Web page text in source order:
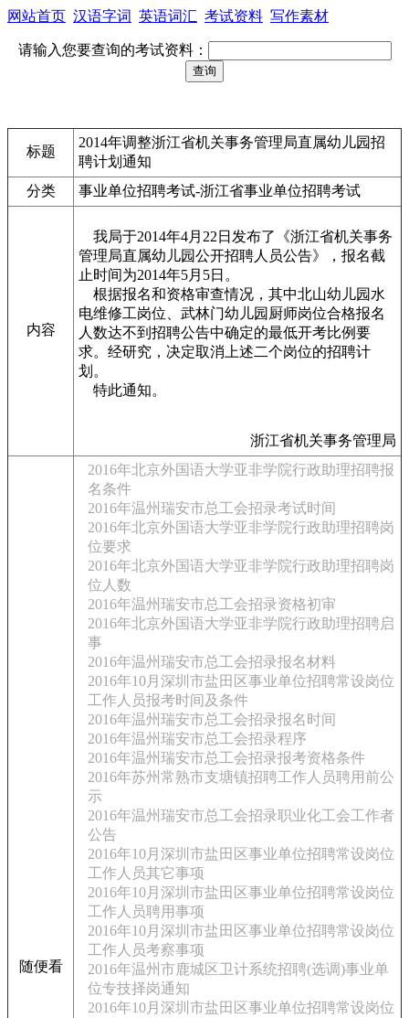
网站首页 汉语字词 英语词汇 考试资料 写作素材
请输入您要查询的考试资料：
标题
2014年调整浙江省机关事务管理局直属幼儿园招
聘计划通知
分类
事业单位招聘考试-浙江省事业单位招聘考试
内容
我局于2014年4月22日发布了《浙江省机关事务
管理局直属幼儿园公开招聘人员公告》，报名截
止时间为2014年5月5日。
根据报名和资格审查情况，其中北山幼儿园水
电维修工岗位、武林门幼儿园厨师岗位合格报名
人数达不到招聘公告中确定的最低开考比例要
求。经研究，决定取消上述二个岗位的招聘计
划。
特此通知。
浙江省机关事务管理局
随便看
2016年北京外国语大学亚非学院行政助理招聘报
名条件
2016年温州瑞安市总工会招录考试时间
2016年北京外国语大学亚非学院行政助理招聘岗
位要求
2016年北京外国语大学亚非学院行政助理招聘岗
位人数
2016年温州瑞安市总工会招录资格初审
2016年北京外国语大学亚非学院行政助理招聘启
事
2016年温州瑞安市总工会招录报名材料
2016年10月深圳市盐田区事业单位招聘常设岗位
工作人员报考时间及条件
2016年温州瑞安市总工会招录报名时间
2016年温州瑞安市总工会招录程序
2016年温州瑞安市总工会招录报考资格条件
2016年苏州常熟市支塘镇招聘工作人员聘用前公
示
2016年温州瑞安市总工会招录职业化工会工作者
公告
2016年10月深圳市盐田区事业单位招聘常设岗位
工作人员其它事项
2016年10月深圳市盐田区事业单位招聘常设岗位
工作人员聘用事项
2016年10月深圳市盐田区事业单位招聘常设岗位
工作人员考察事项
2016年温州市鹿城区卫计系统招聘(选调)事业单
位专技择岗通知
2016年10月深圳市盐田区事业单位招聘常设岗位